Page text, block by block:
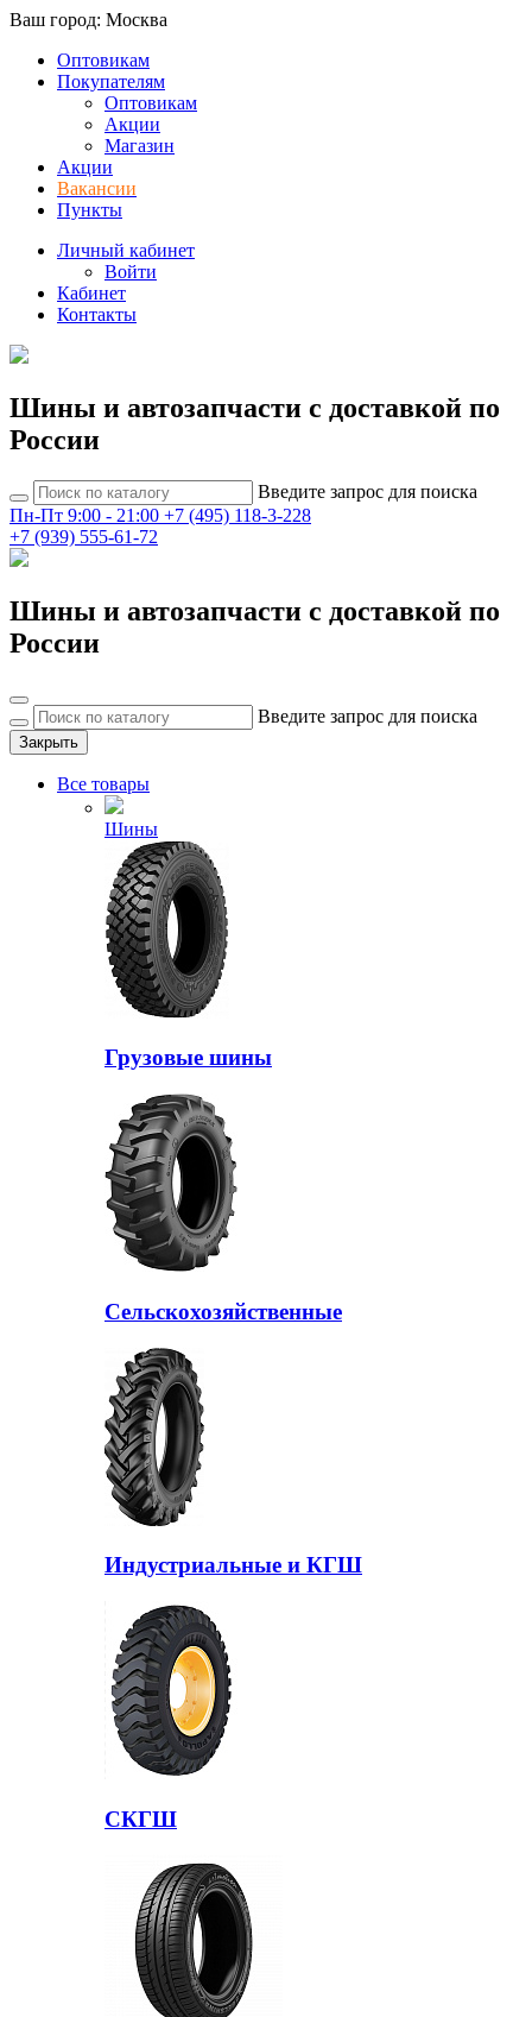
Ваш город: Москва
Оптовикам
Покупателям
Оптовикам
Акции
Магазин
Акции
Вакансии
Пункты
Личный кабинет
Войти
Кабинет
Контакты
Шины и автозапчасти с доставкой по
России
Введите запрос для поиска
Пн-Пт 9:00 - 21:00 +7 (495) 118-3-228
+7 (939) 555-61-72
Шины и автозапчасти с доставкой по
России
Введите запрос для поиска
Закрыть
Все товары
Шины
Грузовые шины
Сельскохозяйственные
Индустриальные и КГШ
СКГШ